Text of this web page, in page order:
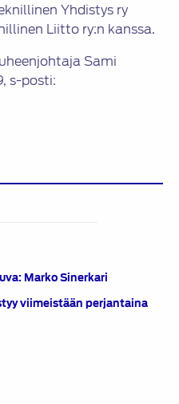
Yhdistys ry
Liitto ry:n kanssa.
Sami
s-posti:
Marko Sinerkari
viimeistään perjantaina